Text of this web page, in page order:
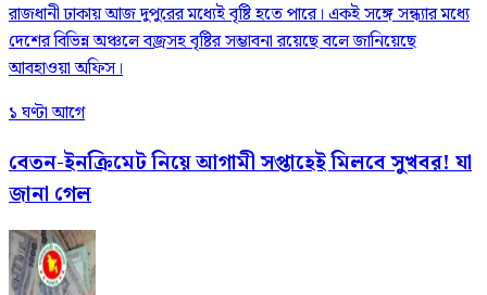
রাজধানী ঢাকায় আজ দুপুরের মধ্যেই বৃষ্টি হতে পারে। একই সঙ্গে সন্ধ্যার মধ্যে
দেশের বিভিন্ন অঞ্চলে বজ্রসহ বৃষ্টির সম্ভাবনা রয়েছে বলে জানিয়েছে
আবহাওয়া অফিস।
১ ঘণ্টা আগে
বেতন-ইনক্রিমেট নিয়ে আগামী সপ্তাহেই মিলবে সুখবর! যা
জানা গেল